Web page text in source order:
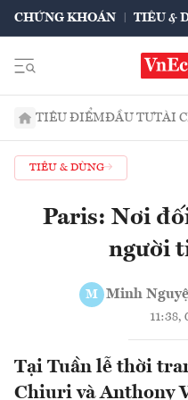
CHỨNG KHOÁN TIÊU &
TIÊU ĐIỂMĐẦU TƯTÀI
TIÊU & DÙNG
Paris: Nơi
người
M Minh
11:38,
Tại Tuần lễ thời
Chiuri và Anthony